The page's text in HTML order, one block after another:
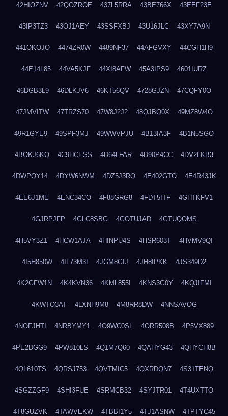
42HIOZNV 42QOZROE 437L5RRA 43BE766X 43EEF23E
43IP3TZ3 43OJ1AEY 43SSFXBJ 43U16JLC 43XY7A9N
441OKOJO 4474ZR0W 4489NF37 44AFGVXY 44CGH1H9
44E14L85 44VA5KJF 44XI8AFW 45A3IPS9 4601IURZ
46DGB3L9 46DLKJV6 46KT56QV 4728GJZN 47CQFY0O
47JMVITW 47TRZS70 47W8J2J2 48QJBQ0X 49MZ8W4O
49R1GYE9 49SPF3MJ 49WWVPJU 4B13IA3F 4B1N5SGO
4BOKJ6KQ 4C9HCESS 4D64LFAR 4D90P4CC 4DV2LKB3
4DWPQY14 4DYW6NWM 4DZ5J3RQ 4E402GTO 4E4R43JK
4EE6J1ME 4ENC34CO 4F88GRG8 4FDT5ITF 4GHTKFV1
4GJRPJFP 4GLC8SBG 4GOTUJAD 4GTUQOMS
4H5VY3Z1 4HCW1AJA 4HINPU4S 4HSR603T 4HVMV9QI
4I5H850W 4IL73M3I 4JGM8GIJ 4JH8IPKK 4JS349D2
4K2GFW1N 4K4KVN36 4KML855I 4KNS3G0Y 4KQJIFMI
4KWTO3AT 4LXNH9M8 4M8RR8DW 4NNSAVOG
4NOFJHTI 4NRBYMY1 4O9WC0SL 4ORR508B 4P5VX889
4PE2DGG9 4PW810LS 4Q1M7Q60 4QAHYG43 4QHYCH8B
4QL610TS 4QRSJ753 4QVTMIC5 4QXRDQN7 4S31TENQ
4SGZZGF9 4SHI3FUE 4SRMCB32 4SYJTR01 4T4UXTTO
4T8GUZVK 4TAWVEKW 4TBBI1Y5 4TJ1ASNW 4TPTYC45